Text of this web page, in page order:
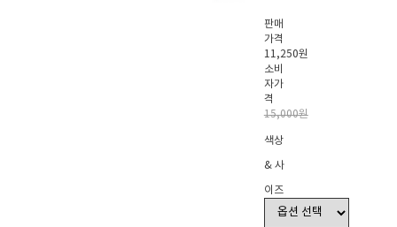
판매
가격
11,250원
소비
자가
격
15,000원
색상
& 사
이즈